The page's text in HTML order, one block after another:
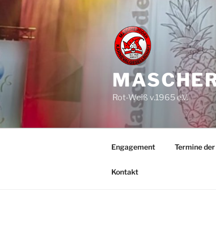
springen
Rot-Weiß v.1965 e.V.
Engagement Termine
Kontakt